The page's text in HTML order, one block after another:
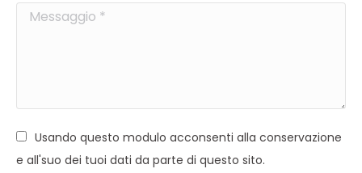
Messaggio *
Usando questo modulo acconsenti alla conservazione
e all'suo dei tuoi dati da parte di questo sito.